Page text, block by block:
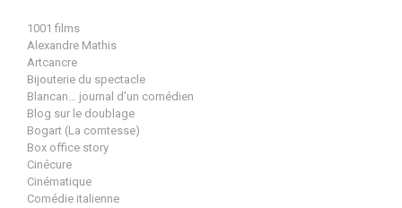
1001 films
Alexandre Mathis
Artcancre
Bijouterie du spectacle
Blancan… journal d'un comédien
Blog sur le doublage
Bogart (La comtesse)
Box office story
Cinécure
Cinématique
Comédie italienne